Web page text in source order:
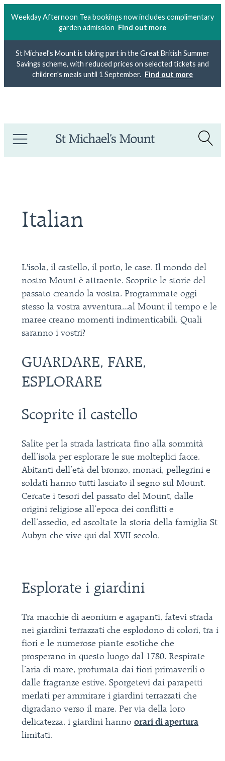
Weekday Afternoon Tea bookings now includes complimentary
garden admission Find out more
St Michael's Mount is taking part in the Great British Summer
Savings scheme, with reduced prices on selected tickets and
children's meals until 1 September. Find out more
Italian
L'isola, il castello, il porto, le case. Il mondo del
nostro Mount è attraente. Scoprite le storie del
passato creando la vostra. Programmate oggi
stesso la vostra avventura...al Mount il tempo e le
maree creano momenti indimenticabili. Quali
saranno i vostri?
GUARDARE, FARE,
ESPLORARE
Scoprite il castello
Salite per la strada lastricata fino alla sommità
dell’isola per esplorare le sue molteplici facce.
Abitanti dell’età del bronzo, monaci, pellegrini e
soldati hanno tutti lasciato il segno sul Mount.
Cercate i tesori del passato del Mount, dalle
origini religiose all’epoca dei conflitti e
dell’assedio, ed ascoltate la storia della famiglia St
Aubyn che vive qui dal XVII secolo.
Esplorate i giardini
Tra macchie di aeonium e agapanti, fatevi strada
nei giardini terrazzati che esplodono di colori, tra i
fiori e le numerose piante esotiche che
prosperano in questo luogo dal 1780. Respirate
l’aria di mare, profumata dai fiori primaverili o
dalle fragranze estive. Sporgetevi dai parapetti
merlati per ammirare i giardini terrazzati che
digradano verso il mare. Per via della loro
delicatezza, i giardini hannoorari di apertura
limitati.